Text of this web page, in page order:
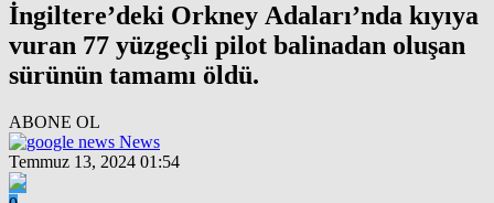
İngiltere’deki Orkney Adaları’nda kıyıya
vuran 77 yüzgeçli pilot balinadan oluşan
sürünün tamamı öldü.
ABONE OL
News
Temmuz 13, 2024 01:54